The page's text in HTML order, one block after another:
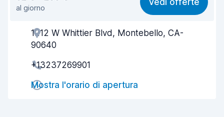
Facile da trovare 8,2
Gentilezza degli agenti
al giorno
Vedi offerte
1212 W Whittier Blvd, Montebello, CA-
90640
+13237269901
Mostra l'orario di apertura